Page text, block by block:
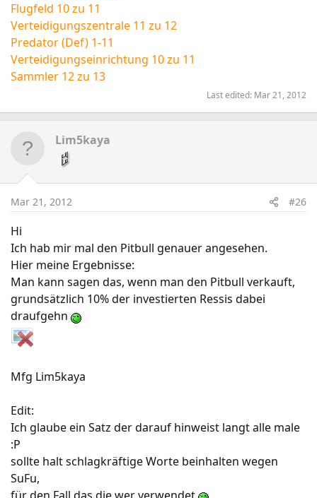
Flugfeld 10 zu 11
Verteidigungszentrale 11 zu 12
Predator (Def) 1-11
Verteidigungseinrichtung 10 zu 11
Sammler 12 zu 13
Last edited: Mar 21, 2012
Lim5kaya
Mar 21, 2012 #26
Hi
Ich hab mir mal den Pitbull genauer angesehen.
Hier meine Ergebnisse:
Man kann sagen das, wenn man den Pitbull verkauft,
grundsätzlich 10% der investierten Ressis dabei
draufgehn
Mfg Lim5kaya
Edit:
Ich glaube ein Satz der darauf hinweist langt alle male
:P
sollte halt schlagkräftige Worte beinhalten wegen
SuFu,